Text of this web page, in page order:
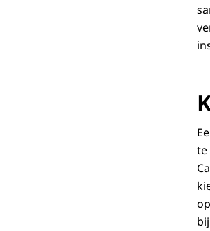
te